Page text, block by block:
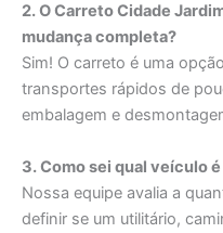
2. O Carreto Cidade
mudança completa?
Sim! O carreto é uma
transportes rápidos de
embalagem e
3. Como sei qual veículo
Nossa equipe avalia a
definir se um utilitário,